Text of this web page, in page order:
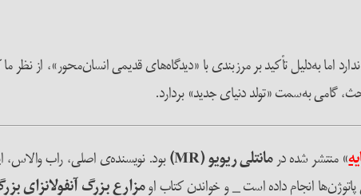
اما به‌دلیل تأکید بر مرزبندی با «دیدگاه‌های قدیمی انسان‌محور»، از نظر
گامی به‌سمت «تولد دنیای جدید» بردارد.
»منتشر شده درمانتلی ریویو(
MR
)بود. نویسنده‌ی اصلی، راب والاس،
انجام داده است _ و خواندن کتاب اومزارع بزرگ آنفولانزای